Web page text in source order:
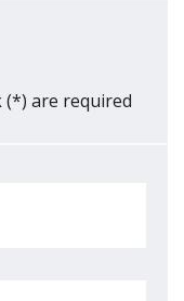
(*) are required